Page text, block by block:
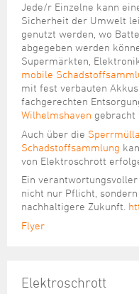
Jede/r Einzelne kann
Sicherheit der Umwelt
genutzt werden, wo
abgegeben werden
Supermärkten,
mobile
mit fest verbauten
fachgerechten
Wilhelmshaven gebracht
Auch über die
Schadstoffsammlung
von Elektroschrott
Ein
nicht nur Pflicht,
nachhaltigere Zukunft.
Flyer
Elektroschrott